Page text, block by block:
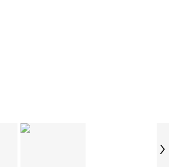
›